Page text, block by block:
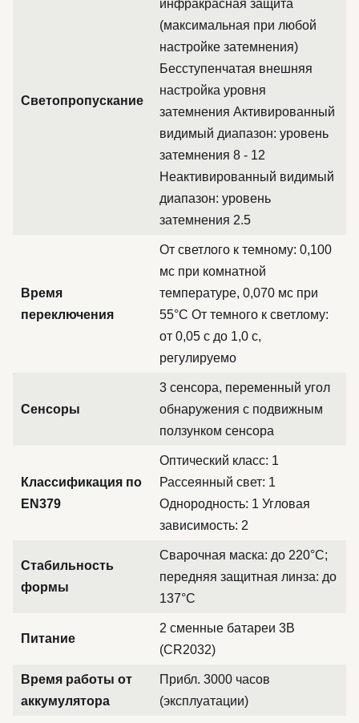
Светопропускание
инфракрасная защита
(максимальная при любой
настройке затемнения)
Бесступенчатая внешняя
настройка уровня
затемнения Активированный
видимый диапазон: уровень
затемнения 8 - 12
Неактивированный видимый
диапазон: уровень
затемнения 2.5
Время
переключения
От светлого к темному: 0,100
мс при комнатной
температуре, 0,070 мс при
55°C От темного к светлому:
от 0,05 с до 1,0 с,
регулируемо
Сенсоры
3 сенсора, переменный угол
обнаружения с подвижным
ползунком сенсора
Классификация по
EN379
Оптический класс: 1
Рассеянный свет: 1
Однородность: 1 Угловая
зависимость: 2
Стабильность
формы
Сварочная маска: до 220°C;
передняя защитная линза: до
137°C
Питание
2 сменные батареи 3В
(CR2032)
Время работы от
аккумулятора
Прибл. 3000 часов
(эксплуатации)